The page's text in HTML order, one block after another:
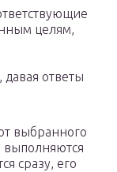
целям,
давая ответы
выбранного
выполняются
сразу, его